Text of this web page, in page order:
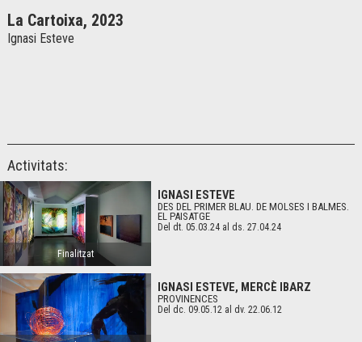
La Cartoixa, 2023
Ignasi Esteve
Activitats:
Finalitzat
IGNASI ESTEVE
DES DEL PRIMER BLAU. DE MOLSES I BALMES.
EL PAISATGE
Del dt. 05.03.24al ds. 27.04.24
IGNASI ESTEVE, MERCÈ IBARZ
PROVINENCES
Del dc. 09.05.12al dv. 22.06.12